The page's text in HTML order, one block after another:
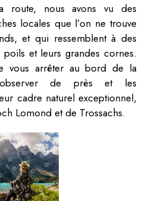
route, nous avons vu des
locales que l’on ne trouve
et qui ressemblent à des
poils et leurs grandes cornes.
vous arrêter au bord de la
de près et les
cadre naturel exceptionnel,
Lomond et de Trossachs.